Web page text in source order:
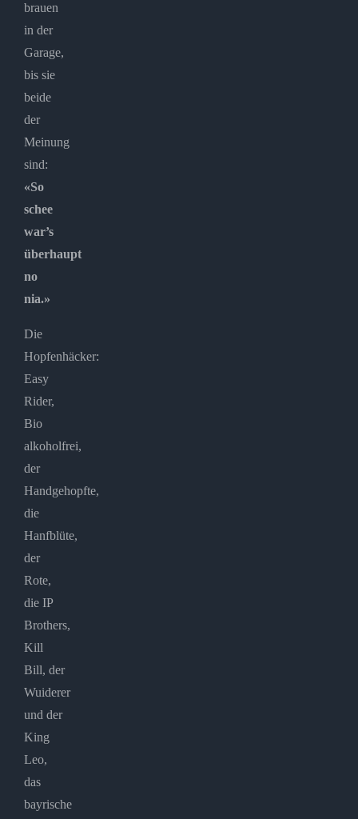
brauen
in der
Garage,
bis sie
beide
der
Meinung
sind:
«So
schee
war’s
überhaupt
no
nia.»
Die
Hopfenhäcker:
Easy
Rider,
Bio
alkoholfrei,
der
Handgehopfte,
die
Hanfblüte,
der
Rote,
die IP
Brothers,
Kill
Bill, der
Wuiderer
und der
King
Leo,
das
bayrische